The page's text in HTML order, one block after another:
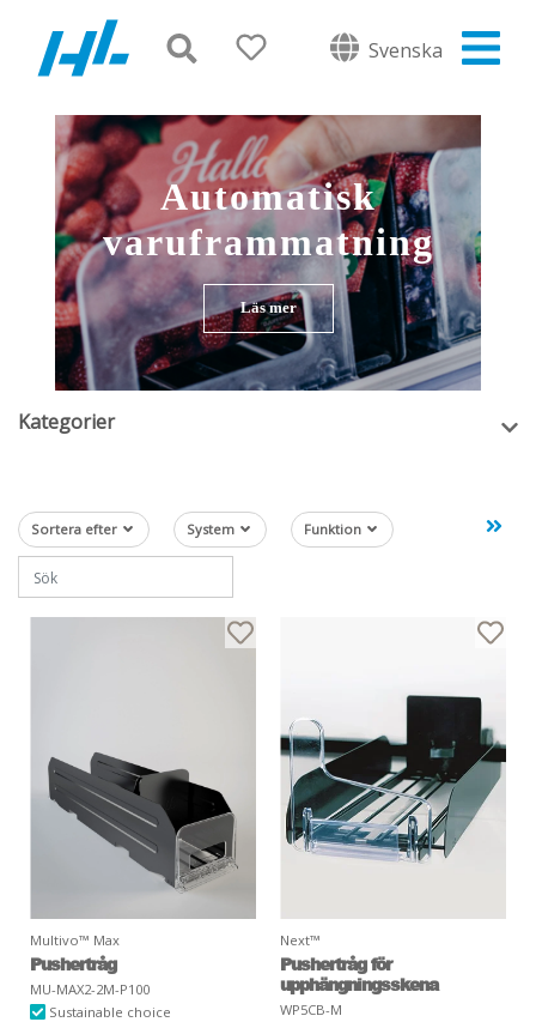
Svenska
Automatisk
varuframmatning
Läs mer
Kategorier
Sortera efter System Funktion
Multivo™ Max
Pushertråg
MU-MAX2-2M-P100
Sustainable choice
Next™
Pushertråg för
upphängningsskena
WP5CB-M